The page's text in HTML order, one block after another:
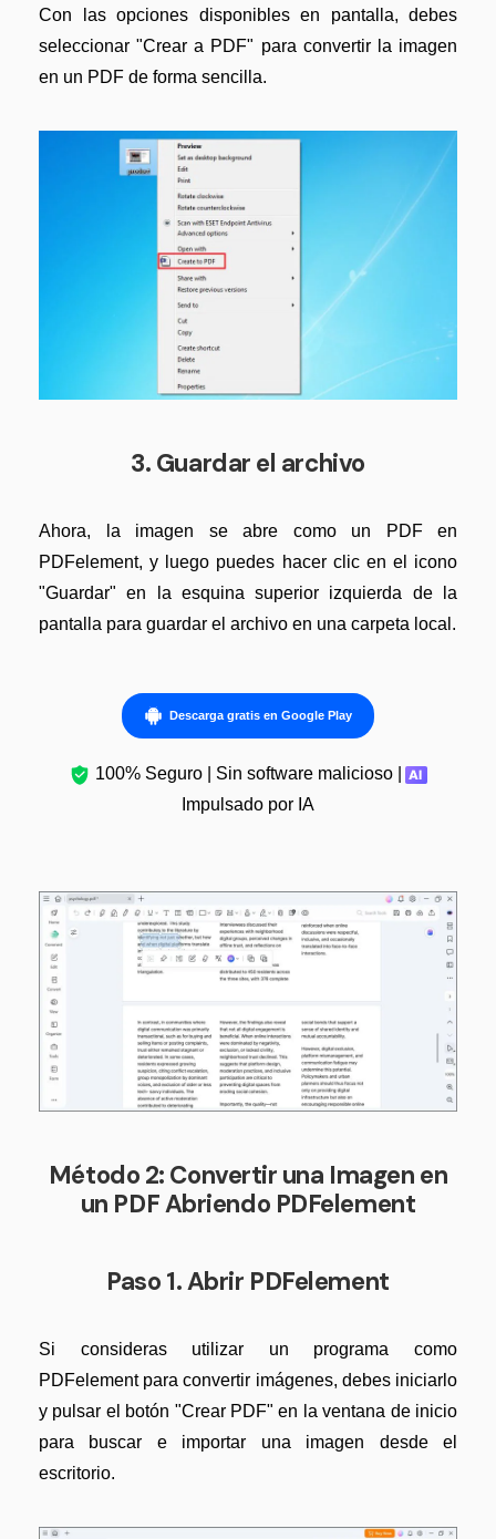
Con las opciones disponibles en pantalla, debes
seleccionar "Crear a PDF" para convertir la imagen
en un PDF de forma sencilla.
3. Guardar el archivo
Ahora, la imagen se abre como un PDF en
PDFelement, y luego puedes hacer clic en el icono
"Guardar" en la esquina superior izquierda de la
pantalla para guardar el archivo en una carpeta local.
Descarga gratis en Google Play
100% Seguro | Sin software malicioso |
Impulsado por IA
Método 2: Convertir una Imagen en
un PDF Abriendo PDFelement
Paso 1. Abrir PDFelement
Si consideras utilizar un programa como
PDFelement para convertir imágenes, debes iniciarlo
y pulsar el botón "Crear PDF" en la ventana de inicio
para buscar e importar una imagen desde el
escritorio.